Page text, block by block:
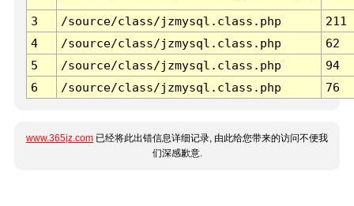
3 /source/class/jzmysql.class.php
211
4
/source/class/jzmysql.class.php
62
5
/source/class/jzmysql.class.php
94
6
/source/class/jzmysql.class.php 76
www.365jz.com 已经将此出错信息详细记录, 由此给您带来的访问不便我
们深感歉意.